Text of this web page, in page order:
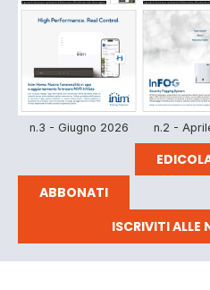
n.3 - Giugno 2026 n.2 -
ABBONATI
ISCRIVITI ALLE